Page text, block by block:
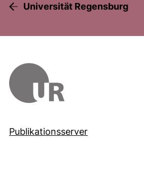
Universität Regensburg
Publikationsserver